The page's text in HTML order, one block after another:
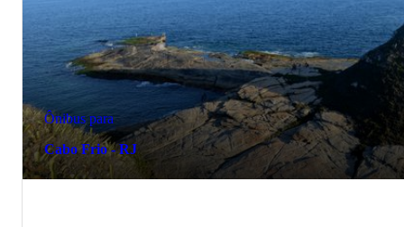
Ônibus para
Cabo Frio - RJ